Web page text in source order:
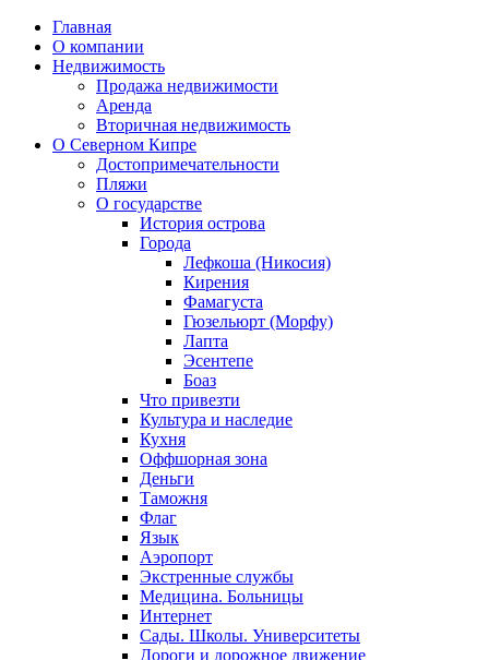
Главная
О компании
Недвижимость
Продажа недвижимости
Аренда
Вторичная недвижимость
О Северном Кипре
Достопримечательности
Пляжи
О государстве
История острова
Города
Лефкоша (Никосия)
Кирения
Фамагуста
Гюзельюрт (Морфу)
Лапта
Эсентепе
Боаз
Что привезти
Культура и наследие
Кухня
Оффшорная зона
Деньги
Таможня
Флаг
Язык
Аэропорт
Экстренные службы
Медицина. Больницы
Интернет
Сады. Школы. Университеты
Дороги и дорожное движение